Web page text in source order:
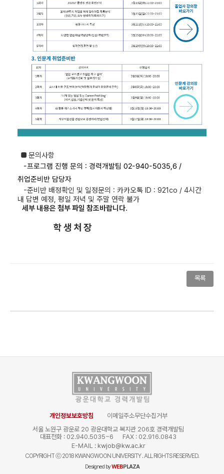
■ 문의사항
-프로그램 진행 문의 :경력개발팀 02-940-5035,6 /
취업준비반 담당자
-준비반 배정확인 및 일정문의 : 카카오톡 ID : 921co / 4시간
내 답변 예정, 평일 저녁 및 주말 연락 불가
세부 내용은 첨부 파일 참조바랍니다.
학 생 처 장
목록
개인정보보호방침
이메일주소무단수집거부
서울 노원구 광운로 20 광운대학교 복지관 206호 경력개발팀
대표전화 : 02.940.5035~6
FAX : 02.916.0843
E-MAIL : kwjob@kw.ac.kr
COPYRIGHTⓒ2018 KWANGWOON UNIVERSITY . ALL RIGHTS RESERVED.
Designed byWEBPLAZA